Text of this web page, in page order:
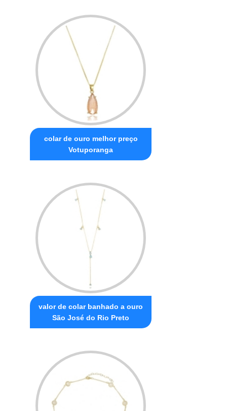
colar de ouro melhor preço
Votuporanga
valor de colar banhado a ouro
São José do Rio Preto